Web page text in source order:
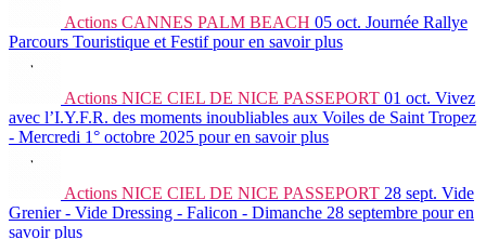
Actions CANNES PALM BEACH 05 oct. Journée Rallye
Parcours Touristique et Festif pour en savoir plus
Actions NICE CIEL DE NICE PASSEPORT 01 oct. Vivez
avec l’I.Y.F.R. des moments inoubliables aux Voiles de Saint Tropez
- Mercredi 1° octobre 2025 pour en savoir plus
Actions NICE CIEL DE NICE PASSEPORT 28 sept. Vide
Grenier - Vide Dressing - Falicon - Dimanche 28 septembre pour en
savoir plus